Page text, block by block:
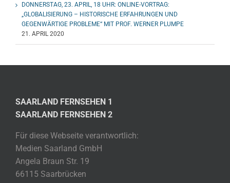
DONNERSTAG, 23. APRIL, 18 UHR: ONLINE-VORTRAG:
„GLOBALISIERUNG – HISTORISCHE ERFAHRUNGEN UND
GEGENWÄRTIGE PROBLEME“ MIT PROF. WERNER PLUMPE
21. APRIL 2020
SAARLAND FERNSEHEN 1
SAARLAND FERNSEHEN 2
Für diese Webseite verantwortlich:
Medien Saarland GmbH
Angela Braun Str. 19
66115 Saarbrücken